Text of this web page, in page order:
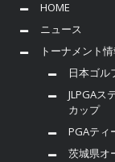
HOME
ニュース
トーナメント
日本ゴル
JLPGAス
カップ
PGAティ
茨城県オ